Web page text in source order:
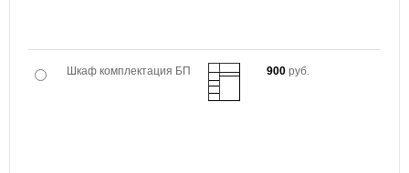
Шкаф комплектация БП 900 руб.